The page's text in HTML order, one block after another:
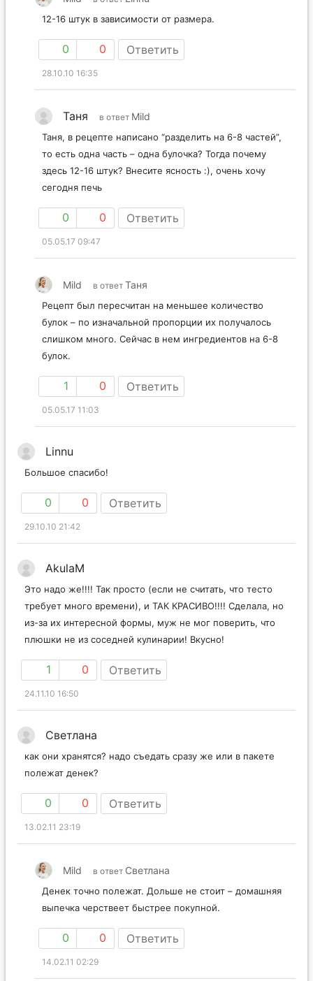
12-16 штук в зависимости от размера.
0 0 Ответить
28.10.10 16:35
Таня в ответ Mild
Таня, в рецепте написано “разделить на 6-8 частей”,
то есть одна часть – одна булочка? Тогда почему
здесь 12-16 штук? Внесите ясность :), очень хочу
сегодня печь
0 0 Ответить
05.05.17 09:47
Mild в ответ Таня
Рецепт был пересчитан на меньшее количество
булок – по изначальной пропорции их получалось
слишком много. Сейчас в нем ингредиентов на 6-8
булок.
1 0 Ответить
05.05.17 11:03
Linnu
Большое спасибо!
0 0 Ответить
29.10.10 21:42
AkulaM
Это надо же!!!! Так просто (если не считать, что тесто
требует много времени), и ТАК КРАСИВО!!!! Сделала, но
из-за их интересной формы, муж не мог поверить, что
плюшки не из соседней кулинарии! Вкусно!
1 0 Ответить
24.11.10 16:50
Светлана
как они хранятся? надо съедать сразу же или в пакете
полежат денек?
0 0 Ответить
13.02.11 23:19
Mild в ответ Светлана
Денек точно полежат. Дольше не стоит – домашняя
выпечка черствеет быстрее покупной.
0 0 Ответить
14.02.11 02:29